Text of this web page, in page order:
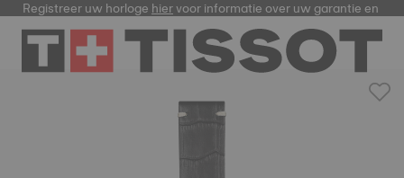
Registreer uw horlogehiervoor informatie over uw garantie en